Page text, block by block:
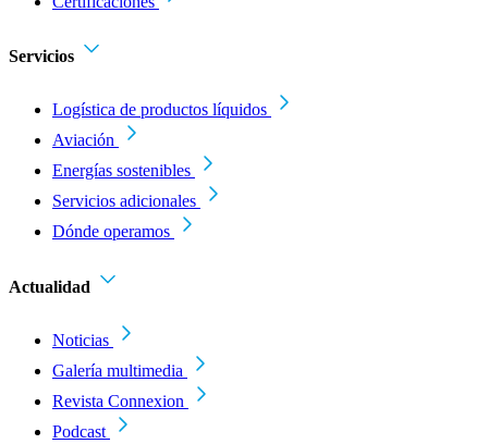
Servicios
Logística de productos líquidos
Aviación
Energías sostenibles
Servicios adicionales
Dónde operamos
Actualidad
Noticias
Galería multimedia
Revista Connexion
Podcast